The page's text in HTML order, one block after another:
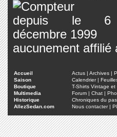
aucunement affilié
Accueil Actus | Archives |
Saison
Calendrier|
Boutique
T-Shirts Vintage et
Multimedia
Forum | Chat |
Historique
Chroniques du
AllezSedan.com
Nous contacter|